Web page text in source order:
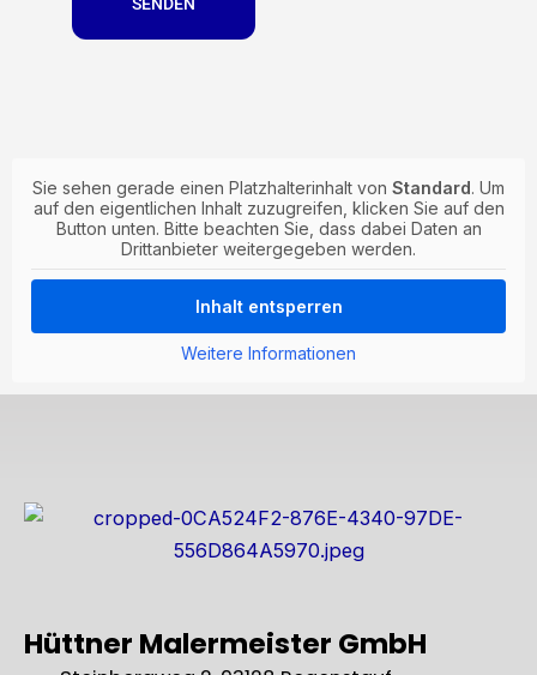
Sie sehen gerade einen Platzhalterinhalt von Standard. Um
auf den eigentlichen Inhalt zuzugreifen, klicken Sie auf den
Button unten. Bitte beachten Sie, dass dabei Daten an
Drittanbieter weitergegeben werden.
Inhalt entsperren
Weitere Informationen
Hüttner Malermeister GmbH